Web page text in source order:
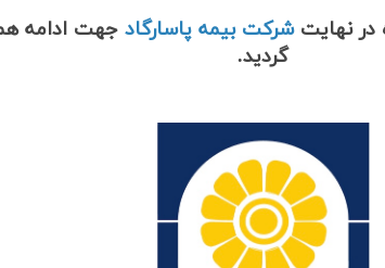
در نهایتشرکت بیمه پاسارگاد
گردید.